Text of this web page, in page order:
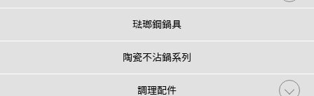
琺瑯鋼鍋具
陶瓷不沾鍋系列
調理配件